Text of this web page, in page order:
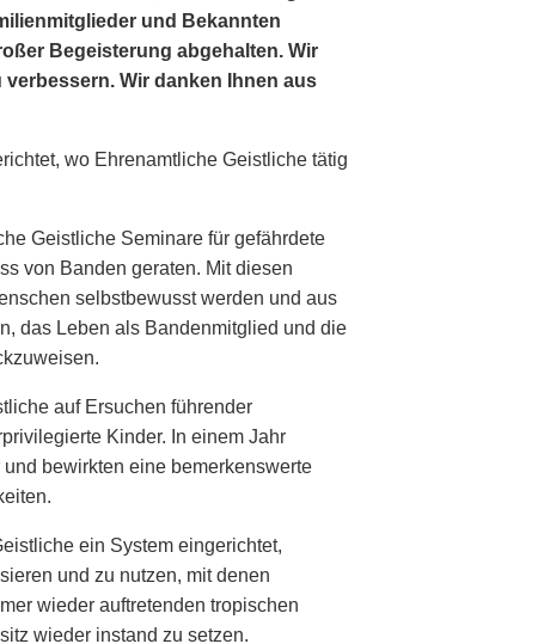
und Bekannten
Begeisterung abgehalten. Wir
Wir danken Ihnen aus
wo Ehrenamtliche Geistliche tätig
Geistliche Seminare für gefährdete
von Banden geraten. Mit diesen
selbstbewusst werden und aus
das Leben als Bandenmitglied und die
auf Ersuchen führender
Kinder. In einem Jahr
bewirkten eine bemerkenswerte
ein System eingerichtet,
und zu nutzen, mit denen
wieder auftretenden tropischen
wieder instand zu setzen.